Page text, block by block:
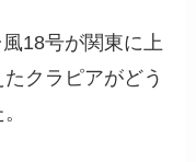
18号が関東に上
クラピアがどう